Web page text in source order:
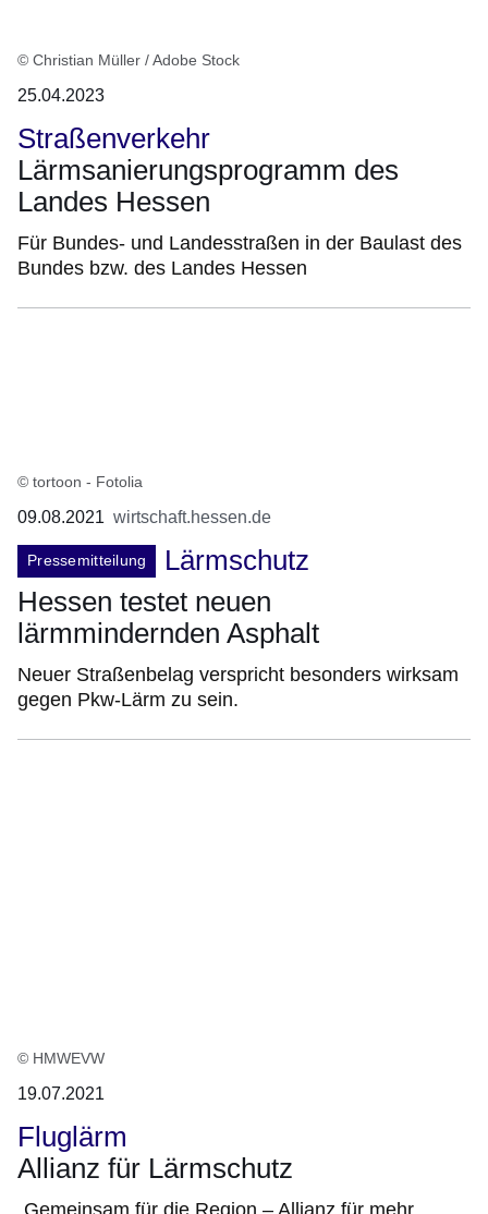
© Christian Müller / Adobe Stock
25.04.2023
Straßenverkehr
Lärmsanierungsprogramm des
Landes Hessen
Für Bundes- und Landesstraßen in der Baulast des
Bundes bzw. des Landes Hessen
© tortoon - Fotolia
09.08.2021 wirtschaft.hessen.de
Pressemitteilung
Lärmschutz
Hessen testet neuen
lärmmindernden Asphalt
Neuer Straßenbelag verspricht besonders wirksam
gegen Pkw-Lärm zu sein.
© HMWEVW
19.07.2021
Fluglärm
Allianz für Lärmschutz
„Gemeinsam für die Region – Allianz für mehr